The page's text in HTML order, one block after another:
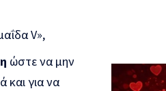
V»,
ώστε να μην
και για να